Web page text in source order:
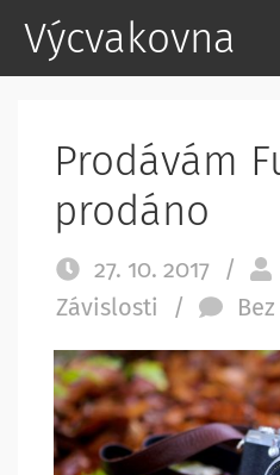
Výcvakovna
Prodávám
prodáno
27. 10. 2017 /
Závislosti
/